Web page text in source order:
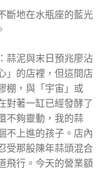
斷地在水瓶座的藍光
蒜泥與末日預兆廖沾
」的店裡，但這間店
棚，與「宇宙」或
對著一缸已經發酵了
不夠靈動，我的蒜
不上進的孩子。店內
受那股陳年蒜頭混合
飛行。今天的營業額